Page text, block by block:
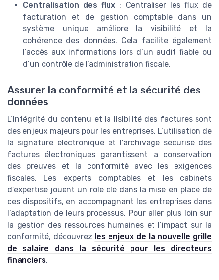
Centralisation des flux : Centraliser les flux de
facturation et de gestion comptable dans un
système unique améliore la visibilité et la
cohérence des données. Cela facilite également
l’accès aux informations lors d’un audit fiable ou
d’un contrôle de l’administration fiscale.
Assurer la conformité et la sécurité des
données
L’intégrité du contenu et la lisibilité des factures sont
des enjeux majeurs pour les entreprises. L’utilisation de
la signature électronique et l’archivage sécurisé des
factures électroniques garantissent la conservation
des preuves et la conformité avec les exigences
fiscales. Les experts comptables et les cabinets
d’expertise jouent un rôle clé dans la mise en place de
ces dispositifs, en accompagnant les entreprises dans
l’adaptation de leurs processus. Pour aller plus loin sur
la gestion des ressources humaines et l’impact sur la
conformité, découvrez les enjeux de la nouvelle grille
de salaire dans la sécurité pour les directeurs
financiers.